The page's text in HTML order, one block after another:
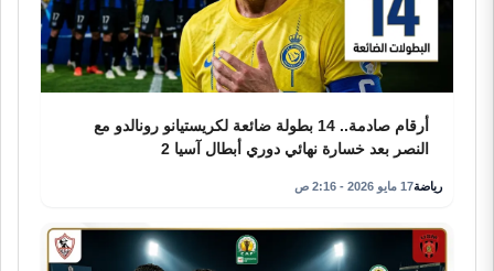
أرقام صادمة.. 14 بطولة ضائعة لكريستيانو رونالدو مع
النصر بعد خسارة نهائي دوري أبطال آسيا 2
رياضة17 مايو 2026 - 2:16 ص